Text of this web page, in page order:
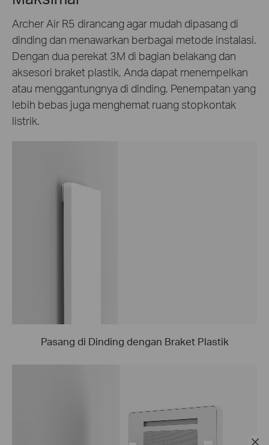
Archer Air R5 dirancang agar mudah dipasang di
dinding dan menawarkan berbagai metode instalasi.
Dengan dua perekat 3M di bagian belakang dan
aksesori braket plastik, Anda dapat menempelkan
atau menggantungnya di dinding. Penempatan yang
lebih bebas juga menghemat ruang stopkontak
listrik.
Pasang di Dinding dengan Braket Plastik